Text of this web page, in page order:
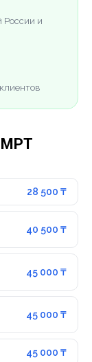
России и
28 500 ₸
40 500 ₸
45 000 ₸
45 000 ₸
45 000 ₸